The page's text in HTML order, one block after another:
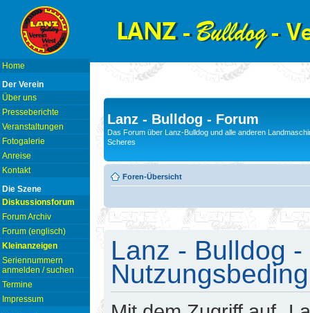
Home
Der Verein
Über uns
Presseberichte
Veranstaltungen
Fotogalerie
Anreise
Kontakt
Die Szene
Diskussionsforum
Forum Archiv
Forum (englisch)
Kleinanzeigen
Seriennummern
anmelden / suchen
Termine
Impressum
Lanz - Bulldog - Forum
Das Forum über Lanz-Bulldog und alle anderen
Scheres
Foren-Übersicht
Lanz - Bulldog